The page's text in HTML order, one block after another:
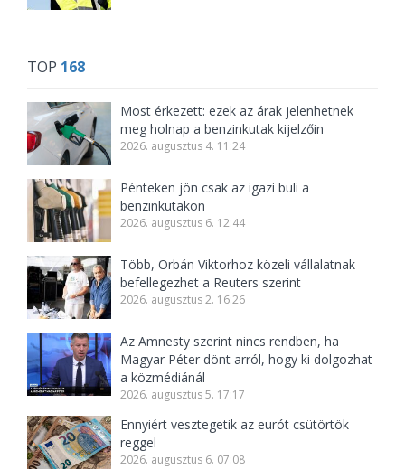
TOP 168
Most érkezett: ezek az árak jelenhetnek
meg holnap a benzinkutak kijelzőin
2026. augusztus 4. 11:24
Pénteken jön csak az igazi buli a
benzinkutakon
2026. augusztus 6. 12:44
Több, Orbán Viktorhoz közeli vállalatnak
befellegezhet a Reuters szerint
2026. augusztus 2. 16:26
Az Amnesty szerint nincs rendben, ha
Magyar Péter dönt arról, hogy ki dolgozhat
a közmédiánál
2026. augusztus 5. 17:17
Ennyiért vesztegetik az eurót csütörtök
reggel
2026. augusztus 6. 07:08